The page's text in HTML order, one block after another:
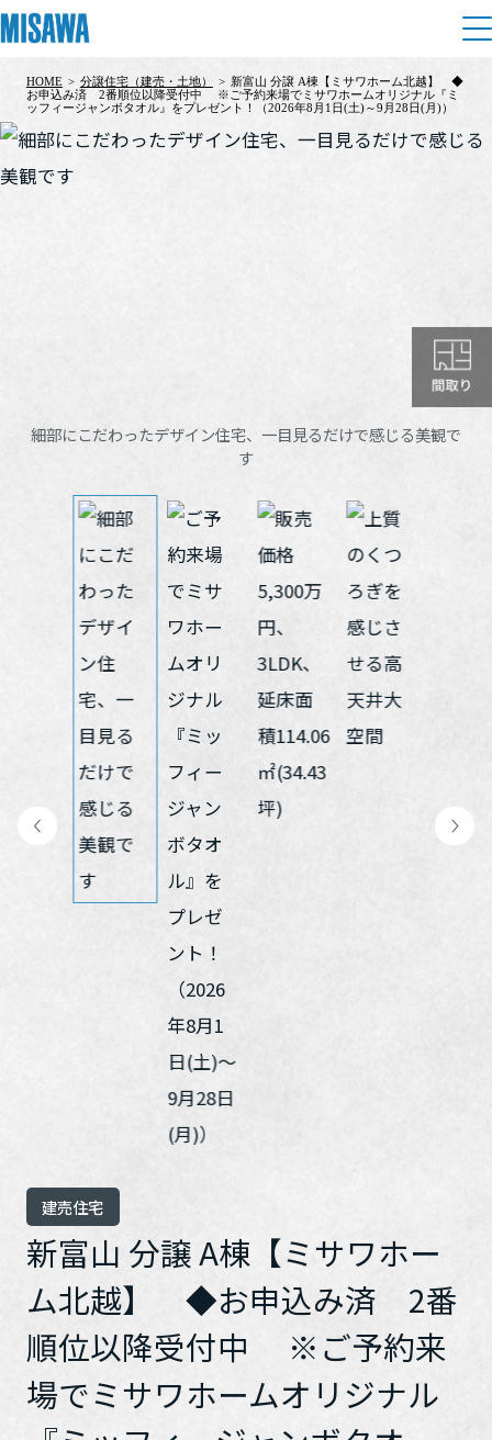
住まい
建てる
デザイナーズギャラリー
住まいづくりガイド
分譲住宅（建売・土地）検索
中古住宅検索
スムストック検索
分譲マンション検索
[MISAWA RELAY]
これから住まいをご検討の方
多彩な動画やこだわりが詰まった建築実例、注目の最新情報など、
住まいづくりを楽しく学べるデジタルラウンジです。
土地活用
土地活用実例
社宅建築
医療・介護・子育て・障がい福祉施設
これから土地活用・賃貸経営をご検討の方
土地活用の基礎から長期安定経営を目指すオーナー様まで、賃貸経
営に役立つ多彩な情報を幅広くお届けします。
リフォームの流れ
リフォーム事例
事業用リノベーション
リフォーム営業所
これからリフォームをご検討の方
ォームの具体策とアイデアを豊富にご用意しています。
ホームラウンジ リフォーム
複合開発事業（ASMACI-アスマチ-）
再開発・官民連携事業
分譲マンション開発事業
収益不動産・投資開発事業
建築再生事業
事業用売買
事業用地・事業用建物
分譲用地
すべてのフィールドに新しい価値をデザインし、持続可能な未来志
向のまちづくりを実現していきます。
ミサワゼネラルソリューション
住まいるりんぐ（ロングサポート）
保証制度
アフターメンテナンス
ミサワリフォーム
ご相談窓口
お客様センター
ミサワホームオーナーさま・リフォーム工事ご契約者さまとミサワ
ホームを結ぶコミュニケーションサイト。お得・便利・安心なコン
テンツや、ミサワホームからの大切なお知らせなど配信していま
ニュース
MISAWAについて
ミサワホームグループ
環境活動
海外事業
展示場・イベント情報
カタログ請求
住まいのご相談
HOME> 分譲住宅（建売・土地） > 新富山 分譲 A棟【ミサワホーム北越】 ◆
お申込み済 2番順位以降受付中 ※ご予約来場でミサワホームオリジナル『ミ
ッフィージャンボタオル』をプレゼント！（2026年8月1日(土)～9月28日(月)）
建売住宅
新富山 分譲 A棟【ミサワホー
ム北越】 ◆お申込み済 2番
順位以降受付中 ※ご予約来
場でミサワホームオリジナル
細部にこだわったデザイン住宅、一目見るだけで感じる美観で
す